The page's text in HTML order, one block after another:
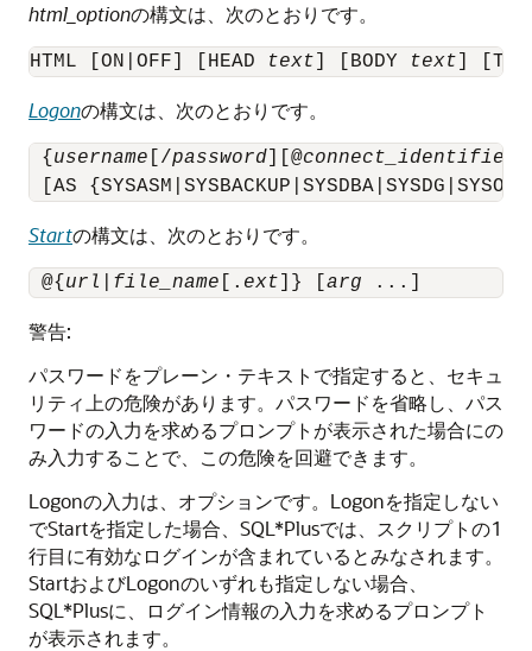
html_optionの構文は、次のとおりです。
HTML [ON|OFF] [HEAD text ] [BODY text ]
Logonの構文は、次のとおりです。
{ username [/password ][@connect_identifier
[AS
Startの構文は、次のとおりです。
@{ url file_name [. ext ]} [ arg ...]
警告:
パスワードをプレーン・テキストで指定すると、セキュ
リティ上の危険があります。パスワードを省略し、パス
ワードの入力を求めるプロンプトが表示された場合にの
み入力することで、この危険を回避できます。
Logonの入力は、オプションです。Logonを指定しない
でStartを指定した場合、SQL*Plusでは、スクリプトの1
行目に有効なログインが含まれているとみなされます。
StartおよびLogonのいずれも指定しない場合、
SQL*Plusに、ログイン情報の入力を求めるプロンプト
が表示されます。